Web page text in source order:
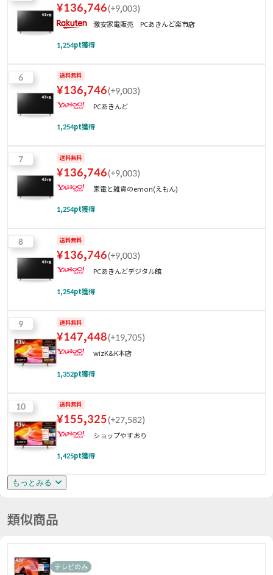
¥136,746(+9,003)
激安家電販売 PCあきんど楽市店
1,254pt獲得
6 送料無料
¥136,746(+9,003)
PCあきんど
1,254pt獲得
7 送料無料
¥136,746(+9,003)
家電と雑貨のemon(えもん)
1,254pt獲得
8 送料無料
¥136,746(+9,003)
PCあきんどデジタル館
1,254pt獲得
9 送料無料
¥147,448(+19,705)
wizK&K本店
1,352pt獲得
10 送料無料
¥155,325(+27,582)
ショップやすおり
1,425pt獲得
もっとみる
類似商品
テレビのみ